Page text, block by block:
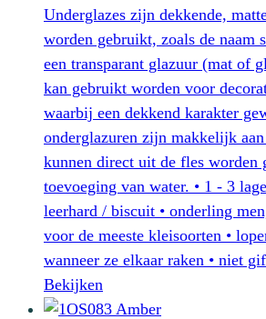
Deze
optie
kan
gekozen
worden
op
de
productpagina
Underglazes zijn dekkende,
worden gebruikt, zoals de naam
een transparant glazuur (mat of
kan gebruikt worden voor
waarbij een dekkend karakter
onderglazuren zijn makkelijk
kunnen direct uit de fles worden
toevoeging van water. • 1 - 3
leerhard / biscuit • onderling
voor de meeste kleisoorten •
wanneer ze elkaar raken • niet
Bekijken
product